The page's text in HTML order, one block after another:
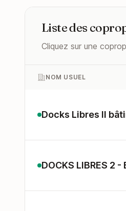
Liste des
Cliquez sur une
NOM USUEL
Docks Libres II
DOCKS LIBRES 2